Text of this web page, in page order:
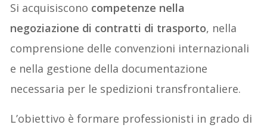
Si acquisiscono competenze nella
negoziazione di contratti di trasporto, nella
comprensione delle convenzioni internazionali
e nella gestione della documentazione
necessaria per le spedizioni transfrontaliere.
L’obiettivo è formare professionisti in grado di